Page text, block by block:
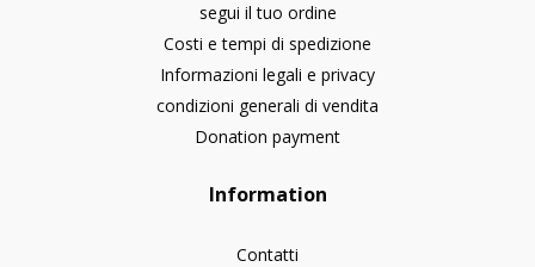
segui il tuo ordine
Costi e tempi di spedizione
Informazioni legali e privacy
condizioni generali di vendita
Donation payment
Information
Contatti